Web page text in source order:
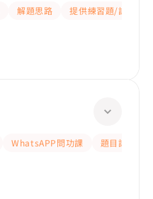
解題思路
提供練習題/試題
WhatsAPP問功課
題目講解